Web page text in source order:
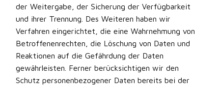
der Weitergabe, der Sicherung der Verfügbarkeit
und ihrer Trennung. Des Weiteren haben wir
Verfahren eingerichtet, die eine Wahrnehmung von
Betroffenenrechten, die Löschung von Daten und
Reaktionen auf die Gefährdung der Daten
gewährleisten. Ferner berücksichtigen wir den
Schutz personenbezogener Daten bereits bei der